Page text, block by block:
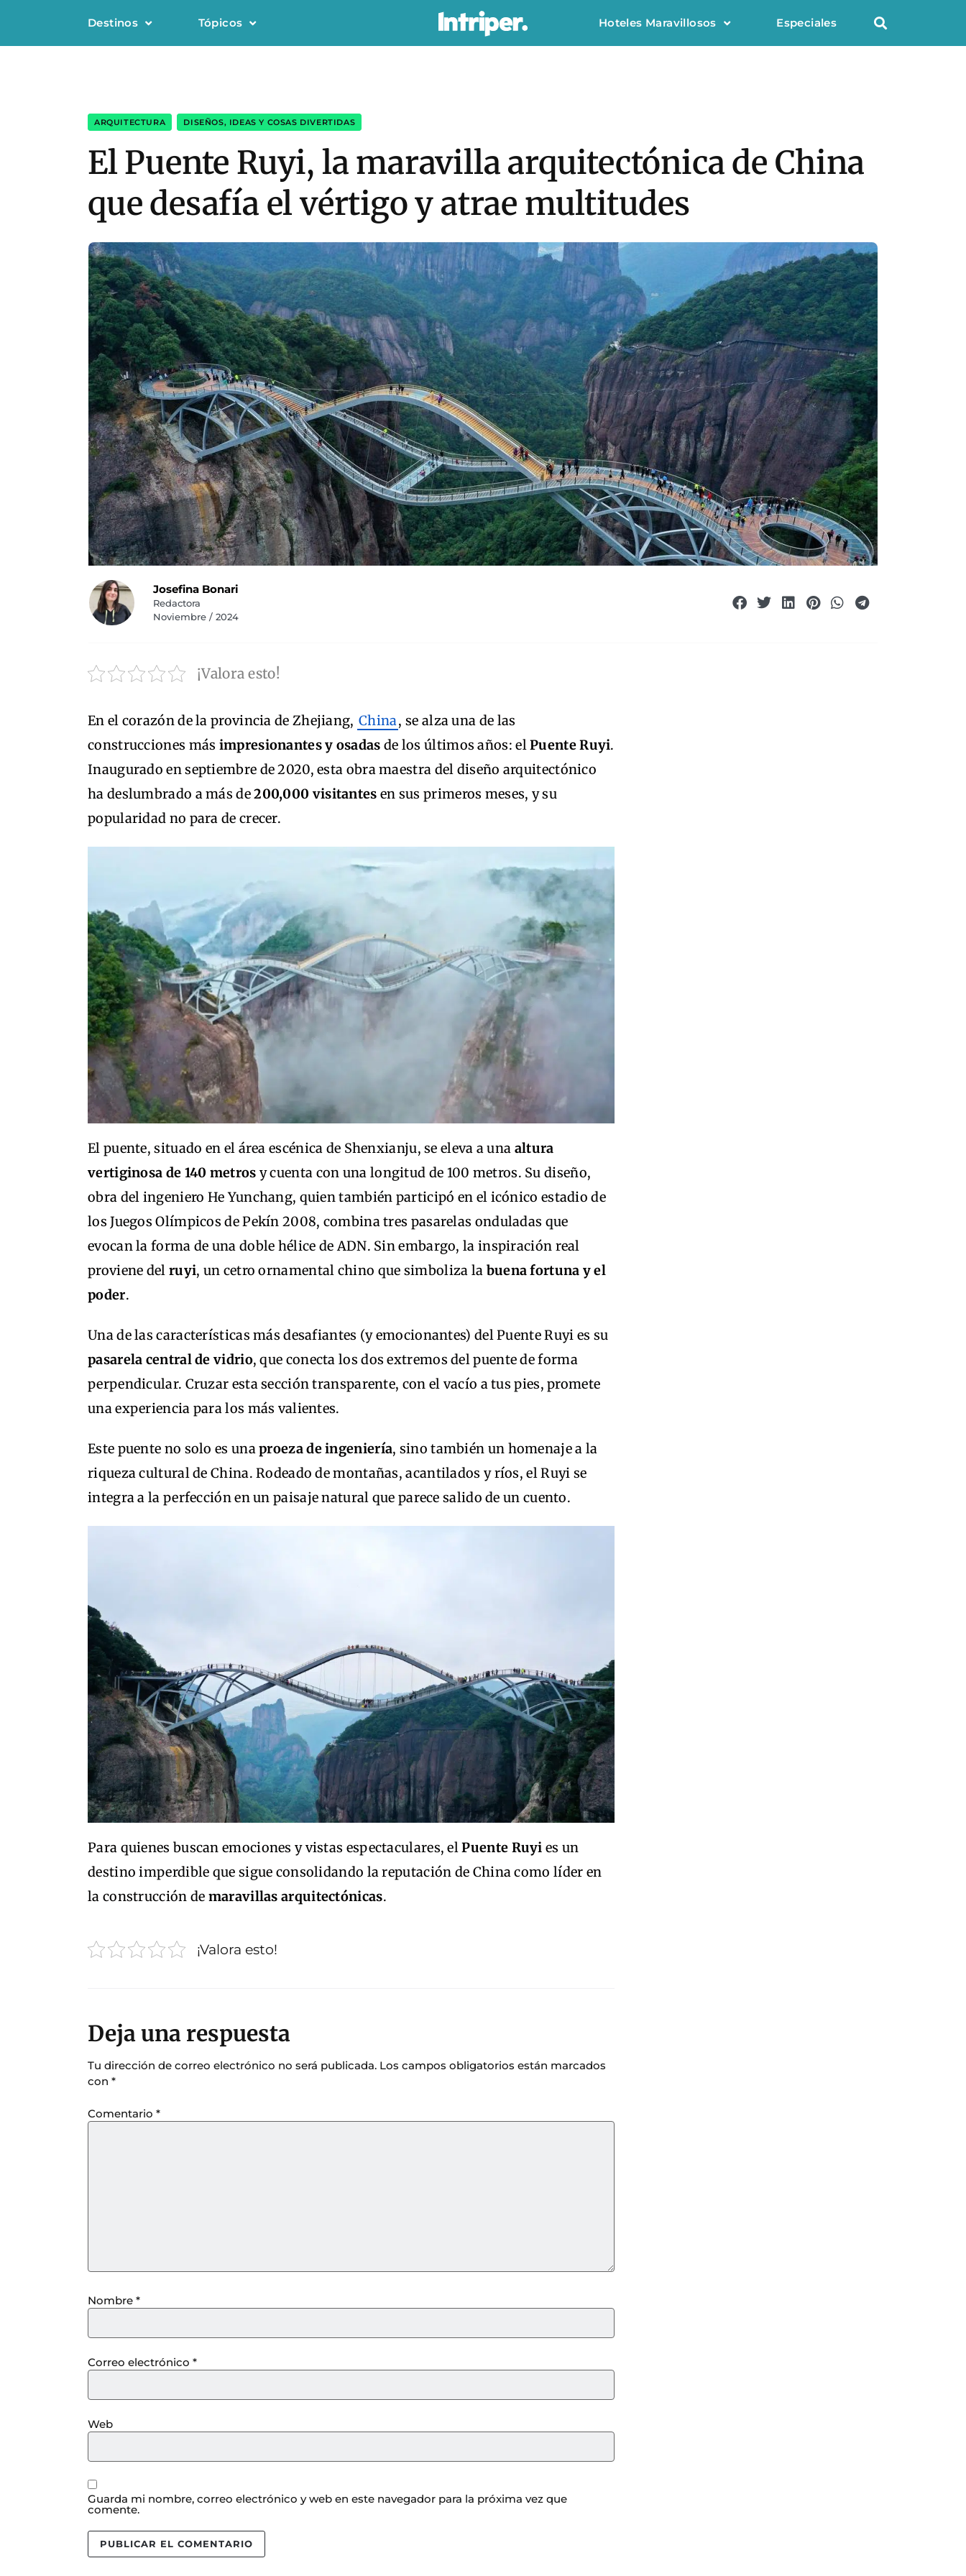
Destinos Tópicos Hoteles Maravillosos Especiales
ARQUITECTURA DISEÑOS, IDEAS Y COSAS DIVERTIDAS
El Puente Ruyi, la maravilla arquitectónica de China
que desafía el vértigo y atrae multitudes
Josefina Bonari
Redactora
Noviembre / 2024
¡Valora esto!
En el corazón de la provincia de Zhejiang, China, se alza una de las
construcciones más impresionantes y osadas de los últimos años: elPuente Ruyi.
Inaugurado en septiembre de 2020, esta obra maestra del diseño arquitectónico
ha deslumbrado a más de200,000 visitantes en sus primeros meses, y su
popularidad no para de crecer.
El puente, situado en el área escénica de Shenxianju, se eleva a una altura
vertiginosa de 140 metros y cuenta con una longitud de 100 metros. Su diseño,
obra del ingeniero He Yunchang, quien también participó en el icónico estadio de
los Juegos Olímpicos de Pekín 2008, combina tres pasarelas onduladas que
evocan la forma de una doble hélice de ADN. Sin embargo, la inspiración real
proviene del ruyi, un cetro ornamental chino que simboliza la buena fortuna y el
poder.
Una de las características más desafiantes (y emocionantes) del Puente Ruyi es su
pasarela central de vidrio, que conecta los dos extremos del puente de forma
perpendicular. Cruzar esta sección transparente, con el vacío a tus pies, promete
una experiencia para los más valientes.
Este puente no solo es unaproeza de ingeniería, sino también un homenaje a la
riqueza cultural de China. Rodeado de montañas, acantilados y ríos, el Ruyi se
integra a la perfección en un paisaje natural que parece salido de un cuento.
Para quienes buscan emociones y vistas espectaculares, elPuente Ruyi es un
destino imperdible que sigue consolidando la reputación de China como líder en
la construcción de maravillas arquitectónicas.
¡Valora esto!
Deja una respuesta
Tu dirección de correo electrónico no será publicada. Los campos obligatorios están marcados
con *
Comentario *
Nombre *
Correo electrónico *
Web
Guarda mi nombre, correo electrónico y web en este navegador para la próxima vez que
comente.